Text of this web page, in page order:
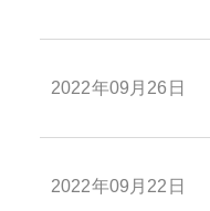
2022年09月26日
2022年09月22日